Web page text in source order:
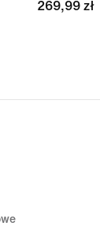
269,99 zł